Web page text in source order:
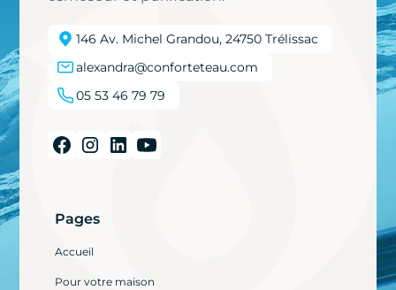
146 Av. Michel Grandou, 24750 Trélissac
alexandra@conforteteau.com
05 53 46 79 79
Pages
Accueil
Pour votre maison